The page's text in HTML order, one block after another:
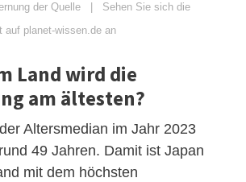
der Quelle
Sehen Sie sich die
auf planet-wissen.de an
Land wird die
am ältesten?
Altersmedian im Jahr 2023
49 Jahren. Damit ist Japan
mit dem höchsten